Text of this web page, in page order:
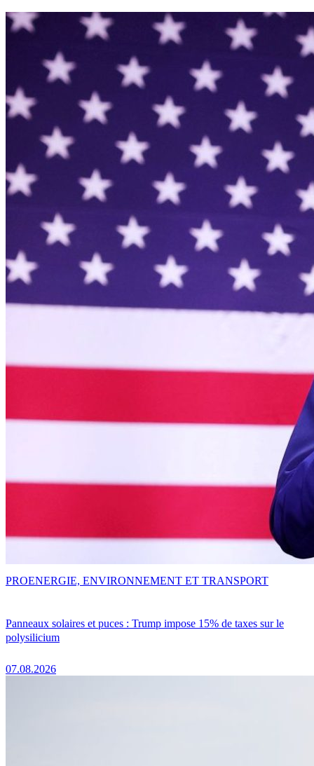
Panneaux solaires et puces : Trump impose 15% de taxes sur le
polysilicium
07.08.2026
PROENERGIE, ENVIRONNEMENT ET TRANSPORT